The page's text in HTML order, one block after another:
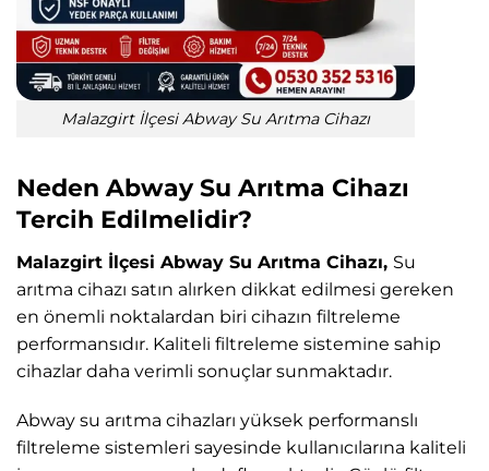
Malazgirt İlçesi Abway Su Arıtma Cihazı
Neden Abway Su Arıtma Cihazı
Tercih Edilmelidir?
Malazgirt İlçesi Abway Su Arıtma Cihazı, Su
arıtma cihazı satın alırken dikkat edilmesi gereken
en önemli noktalardan biri cihazın filtreleme
performansıdır. Kaliteli filtreleme sistemine sahip
cihazlar daha verimli sonuçlar sunmaktadır.
Abway su arıtma cihazları yüksek performanslı
filtreleme sistemleri sayesinde kullanıcılarına kaliteli